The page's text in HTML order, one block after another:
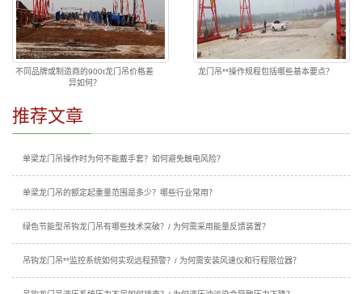
不同品牌或制造商的900t龙门吊价格差
异如何？
龙门吊**操作规程包括哪些基本要点？
推荐文章
单梁龙门吊操作时为何不能戴手套？如何避免触电风险？
单梁龙门吊的额定起重量范围是多少？哪些行业常用？
绿色节能型吊钩龙门吊有哪些技术突破？/ 为何需采用能量反馈装置？
吊钩龙门吊**监控系统如何实现远程预警？/ 为何需安装风速仪和行程限位器？